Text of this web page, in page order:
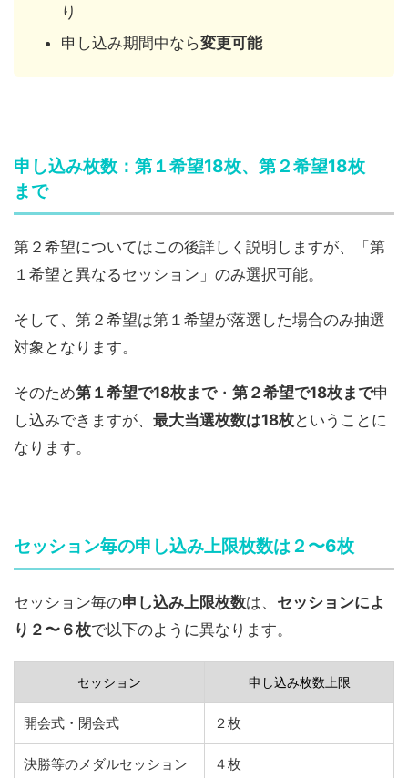
り
申し込み期間中なら変更可能
申し込み枚数：第１希望18枚、第２希望18枚
まで
第２希望についてはこの後詳しく説明しますが、「第
１希望と異なるセッション」のみ選択可能。
そして、第２希望は第１希望が落選した場合のみ抽選
対象となります。
そのため第１希望で18枚まで・ 第２希望で18枚まで申
し込みできますが、 最大当選枚数は18枚ということに
なります。
セッション毎の申し込み上限枚数は２〜6枚
セッション毎の申し込み上限枚数は、 セッションによ
り２〜６枚で以下のように異なります。
セッション 申し込み枚数上限
開会式・閉会式 ２枚
決勝等のメダルセッション ４枚